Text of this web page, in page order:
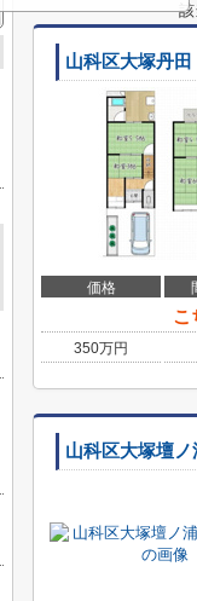
山科区大塚丹
価格
こ
350万円
山科区大塚壇